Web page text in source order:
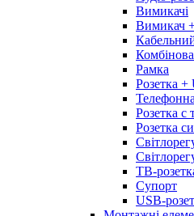
Вимикачі
Вимикач
Рамка
Розетка +
Розетка с
Розетка
ТВ-
Супорт
USB-